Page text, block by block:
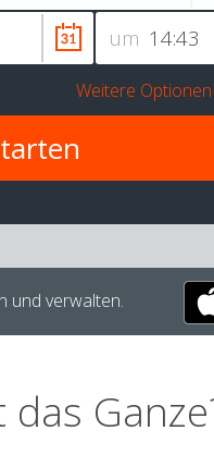
um
Weitere Optionen
und verwalten.